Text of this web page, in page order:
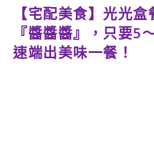
【宅配美食】光光
『醬醬醬』，只要5
速端出美味一餐！